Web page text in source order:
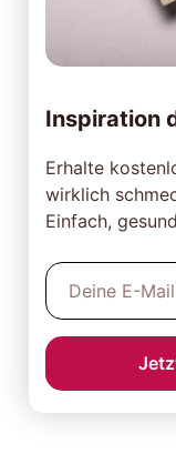
Inspiration
Erhalte
wirklich
Einfach,